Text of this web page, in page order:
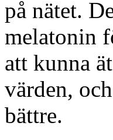
på nätet.
melatonin
att kunna
värden,
bättre.